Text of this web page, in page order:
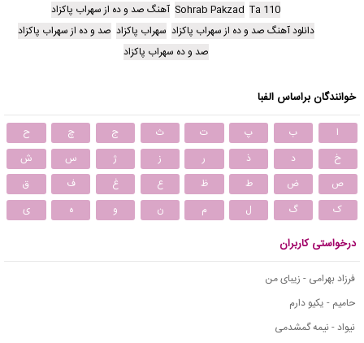
110 Ta
Sohrab Pakzad آهنگ صد و ده از سهراب پاکزاد
دانلود آهنگ صد و ده از سهراب پاکزاد سهراب پاکزاد صد و ده از سهراب پاکزاد
صد و ده سهراب پاکزاد
خوانندگان براساس الفبا
ا ب پ ت ث ج چ
ح
خ
د ذ ر ز ژ س
ش
ص
ض ط ظ ع غ ف
ق
ک
گ ل م ن و ه ی
درخواستی کاربران
فرزاد بهرامی - زیبای من
حامیم - یکیو دارم
نیواد - نیمه گمشدمی